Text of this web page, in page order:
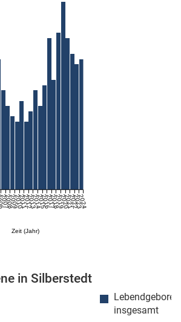
Zeit (Jahr)
20072008200920102011201220132014201520162017201820192020202120222023
2024
in Silberstedt
insgesamt